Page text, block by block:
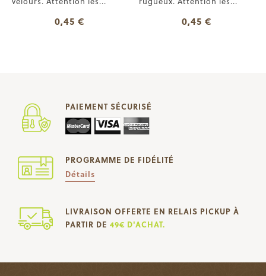
0,45 € 0,45 €
PAIEMENT SÉCURISÉ
PROGRAMME DE FIDÉLITÉ
Détails
LIVRAISON OFFERTE EN RELAIS PICKUP À
PARTIR DE 49€ D'ACHAT.